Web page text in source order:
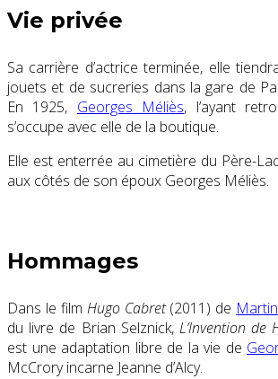
Vie privée
Sa carrière d’actrice terminée, elle
jouets et de sucreries dans la gare de
En 1925, Georges Méliès, l’ayant
s’occupe avec elle de la boutique.
Elle est enterrée au cimetière du Père-
aux côtés de son époux Georges Méliès.
Hommages
Dans le film Hugo Cabret(2011) de
du livre de Brian Selznick, L’Invention de
est une adaptation libre de la vie de
McCrory incarne Jeanne d’Alcy.